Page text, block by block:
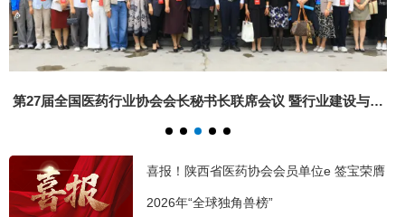
第27届全国医药行业协会会长秘书长联席会议 暨
行业建设与发展大会在陕成功举办
2026医药仓储规划建设与精益运营大会隆重落幕
第27届全国医药行业协会会长秘书长联席会议 暨行业建设与发
展大会在陕成功举办
喜报！陕西省医药协会会员单位e 签宝荣膺
2026年“全球独角兽榜”